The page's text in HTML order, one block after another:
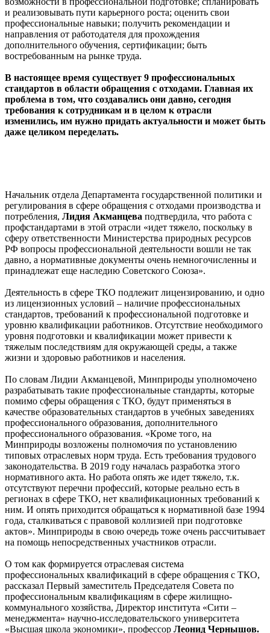
и реализовывать пути карьерного роста; оценить свои
профессиональные навыки; получить рекомендации и
направления от работодателя для прохождения
дополнительного обучения, сертификации; быть
востребованным на рынке труда.
В настоящее время существует 9 профессиональных
стандартов в области обращения с отходами. Главная их
проблема в том, что создавались они давно, сегодня
требования к сотрудникам и в целом к отрасли
изменились, им нужно придать актуальности и может быть
даже целиком переделать.
Начальник отдела Департамента государственной политики и
регулирования в сфере обращения с отходами производства и
потребления, Лидия Акманцева подтвердила, что работа с
профстандартами в этой отрасли «идет тяжело, поскольку в
сферу ответственности Министерства природных ресурсов
РФ вопросы профессиональной деятельности вошли не так
давно, а нормативные документы очень немногочисленны и
принадлежат еще наследию Советского Союза».
Деятельность в сфере ТКО подлежит лицензированию, и одно
из лицензионных условий – наличие профессиональных
стандартов, требований к профессиональной подготовке и
уровню квалификации работников. Отсутствие необходимого
уровня подготовки и квалификации может привести к
тяжелым последствиям для окружающей среды, а также
жизни и здоровью работников и населения.
По словам Лидии Акманцевой, Минприроды уполномочено
разрабатывать такие профессиональные стандарты, которые
помимо сферы обращения с ТКО, будут применяться в
качестве образовательных стандартов в учебных заведениях
профессионального образования, дополнительного
профессионального образования. «Кроме того, на
Минприроды возложены полномочия по установлению
типовых отраслевых норм труда. Есть требования трудового
законодательства. В 2019 году началась разработка этого
нормативного акта. Но работа опять же идет тяжело, т.к.
отсутствуют перечни профессий, которые реально есть в
регионах в сфере ТКО, нет квалификационных требований к
ним. И опять приходится обращаться к нормативной базе 1994
года, сталкиваться с правовой коллизией при подготовке
актов». Минприроды в свою очередь тоже очень рассчитывает
на помощь непосредственных участников отрасли.
О том как формируется отраслевая система
профессиональных квалификаций в сфере обращения с ТКО,
рассказал Первый заместитель Председателя Совета по
профессиональным квалификациям в сфере жилищно-
коммунального хозяйства, Директор института «Сити –
менеджмента» научно-исследовательского университета
«Высшая школа экономики», профессор Леонид Чернышов.